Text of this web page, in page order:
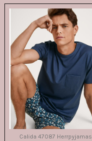
Calida 47087 Herrpyjamas